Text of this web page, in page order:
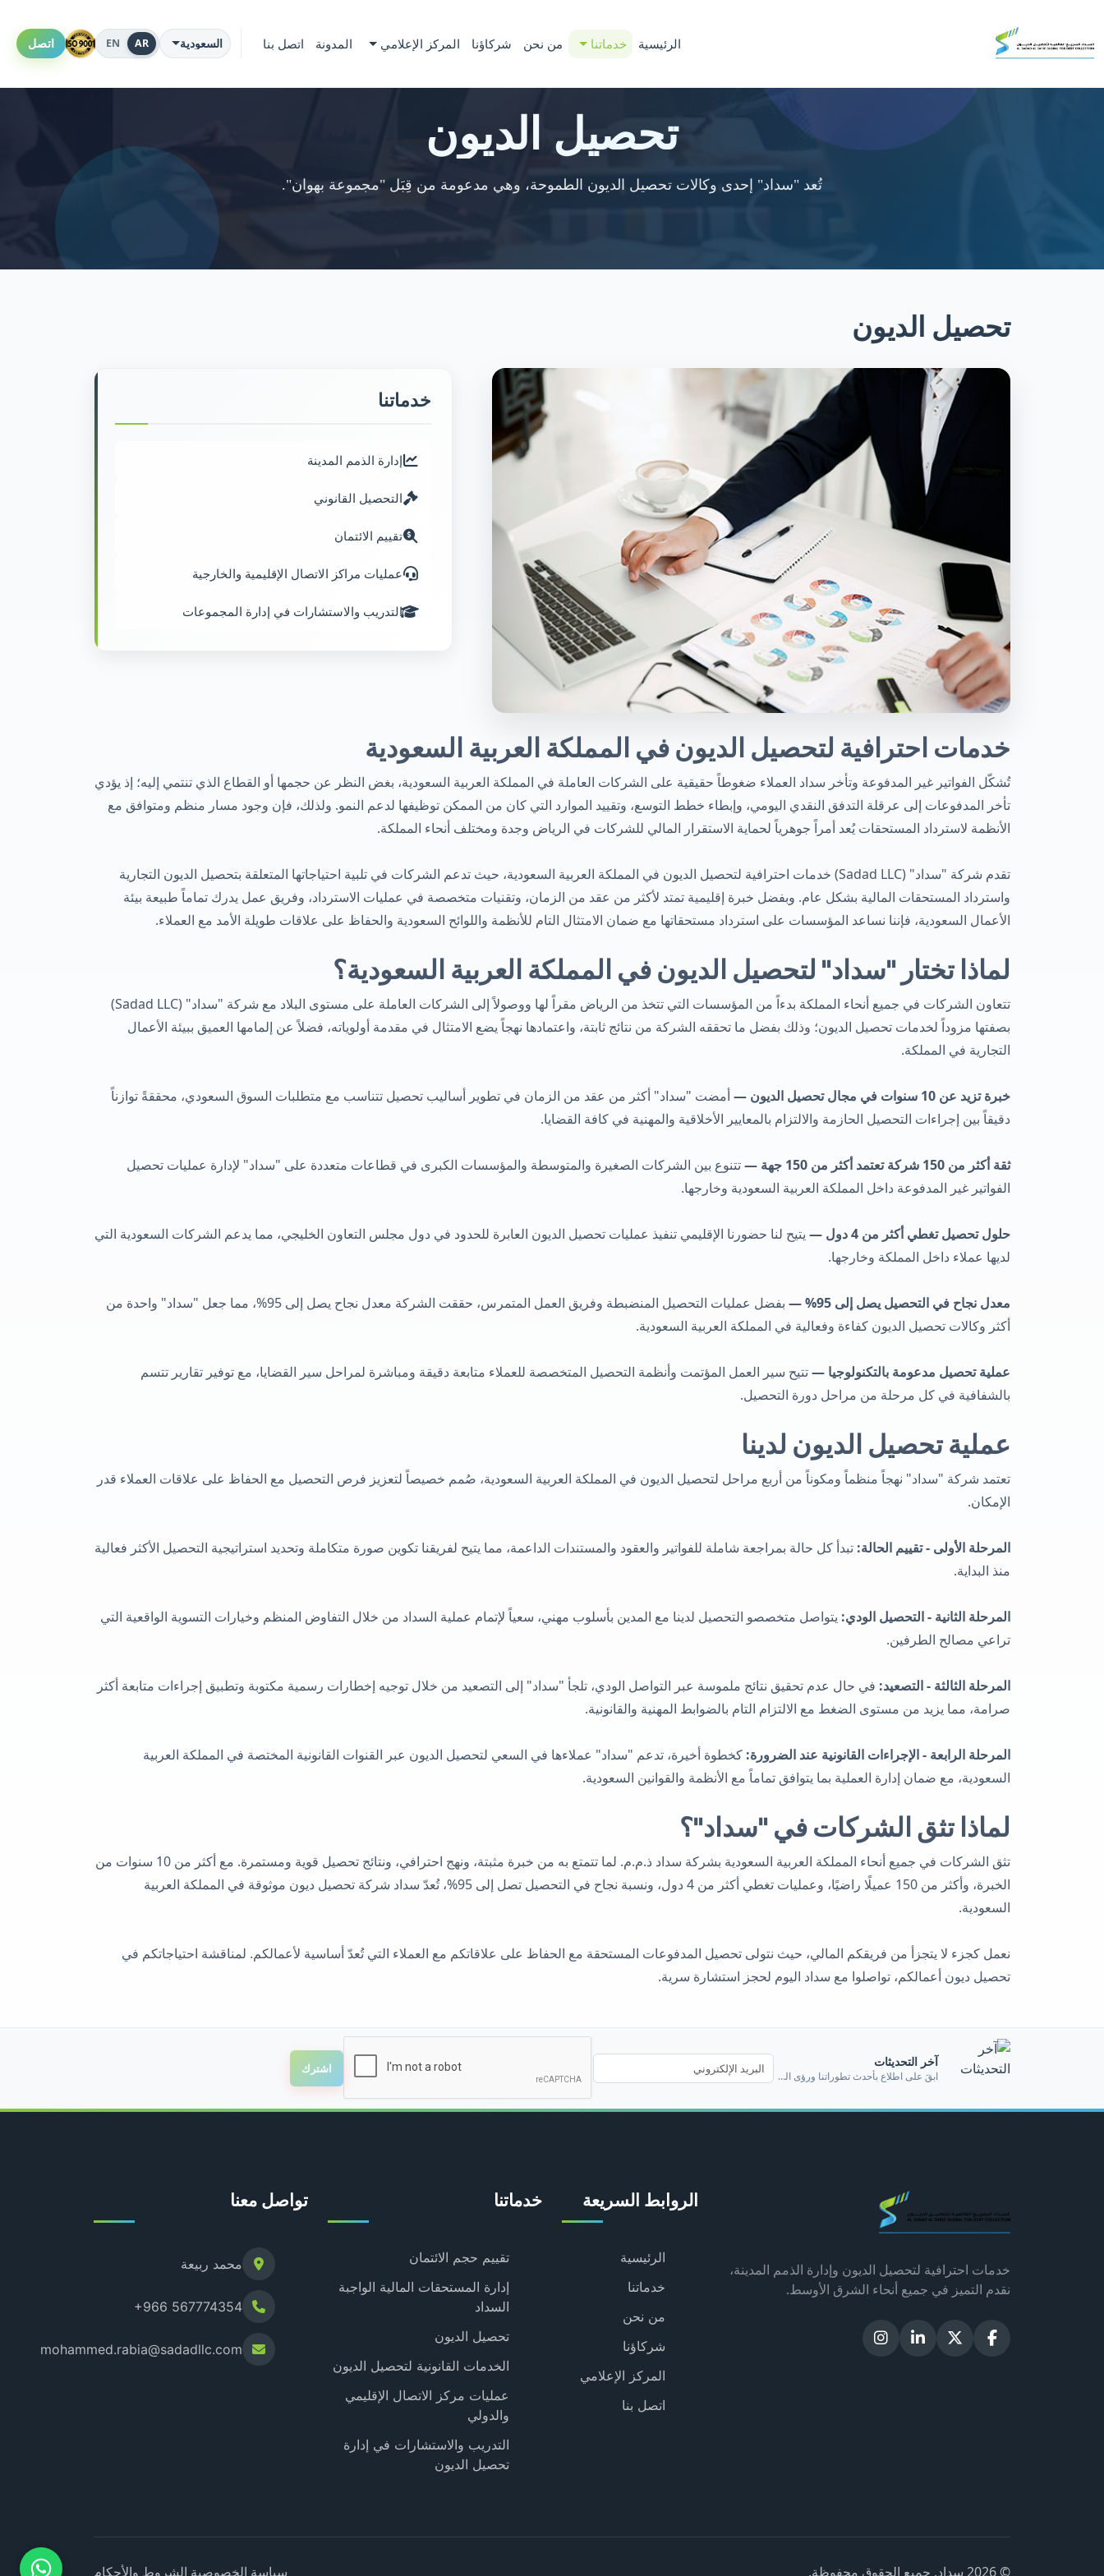
الرئيسية خدماتنا من نحن شركاؤنا المركز الإعلامي المدونة اتصل بنا السعودية EN AR اتصل
تحصيل الديون
تُعد "سداد" إحدى وكالات تحصيل الديون الطموحة، وهي مدعومة من قِبَل "مجموعة بهوان".
تحصيل الديون
خدماتنا
إدارة الذمم المدينة
التحصيل القانوني
تقييم الائتمان
عمليات مراكز الاتصال الإقليمية والخارجية
التدريب والاستشارات في إدارة المجموعات
خدمات احترافية لتحصيل الديون في المملكة العربية السعودية
تُشكّل الفواتير غير المدفوعة وتأخر سداد العملاء ضغوطاً حقيقية على الشركات العاملة في المملكة العربية السعودية، بغض النظر عن حجمها أو القطاع الذي تنتمي إليه؛ إذ يؤدي
تأخر المدفوعات إلى عرقلة التدفق النقدي اليومي، وإبطاء خطط التوسع، وتقييد الموارد التي كان من الممكن توظيفها لدعم النمو. ولذلك، فإن وجود مسار منظم ومتوافق مع
الأنظمة لاسترداد المستحقات يُعد أمراً جوهرياً لحماية الاستقرار المالي للشركات في الرياض وجدة ومختلف أنحاء المملكة.
تقدم شركة "سداد" (Sadad LLC) خدمات احترافية لتحصيل الديون في المملكة العربية السعودية، حيث تدعم الشركات في تلبية احتياجاتها المتعلقة بتحصيل الديون التجارية
واسترداد المستحقات المالية بشكل عام. وبفضل خبرة إقليمية تمتد لأكثر من عقد من الزمان، وتقنيات متخصصة في عمليات الاسترداد، وفريق عمل يدرك تماماً طبيعة بيئة
الأعمال السعودية، فإننا نساعد المؤسسات على استرداد مستحقاتها مع ضمان الامتثال التام للأنظمة واللوائح السعودية والحفاظ على علاقات طويلة الأمد مع العملاء.
لماذا تختار "سداد" لتحصيل الديون في المملكة العربية السعودية؟
تتعاون الشركات في جميع أنحاء المملكة بدءاً من المؤسسات التي تتخذ من الرياض مقراً لها ووصولاً إلى الشركات العاملة على مستوى البلاد مع شركة "سداد" (Sadad LLC)
بصفتها مزوداً لخدمات تحصيل الديون؛ وذلك بفضل ما تحققه الشركة من نتائج ثابتة، واعتمادها نهجاً يضع الامتثال في مقدمة أولوياته، فضلاً عن إلمامها العميق ببيئة الأعمال
التجارية في المملكة.
خبرة تزيد عن 10 سنوات في مجال تحصيل الديون —
أمضت "سداد" أكثر من عقد من الزمان في تطوير أساليب تحصيل تتناسب مع متطلبات السوق السعودي، محققةً توازناً
دقيقاً بين إجراءات التحصيل الحازمة والالتزام بالمعايير الأخلاقية والمهنية في كافة القضايا.
ثقة أكثر من 150 شركة تعتمد أكثر من 150 جهة —
تتنوع بين الشركات الصغيرة والمتوسطة والمؤسسات الكبرى في قطاعات متعددة على "سداد" لإدارة عمليات تحصيل
الفواتير غير المدفوعة داخل المملكة العربية السعودية وخارجها.
حلول تحصيل تغطي أكثر من 4 دول —
يتيح لنا حضورنا الإقليمي تنفيذ عمليات تحصيل الديون العابرة للحدود في دول مجلس التعاون الخليجي، مما يدعم الشركات السعودية التي
لديها عملاء داخل المملكة وخارجها.
معدل نجاح في التحصيل يصل إلى 95% —
بفضل عمليات التحصيل المنضبطة وفريق العمل المتمرس، حققت الشركة معدل نجاح يصل إلى 95%، مما جعل "سداد" واحدة من
أكثر وكالات تحصيل الديون كفاءة وفعالية في المملكة العربية السعودية.
عملية تحصيل مدعومة بالتكنولوجيا —تتيح سير العمل المؤتمت وأنظمة التحصيل المتخصصة للعملاء متابعة دقيقة ومباشرة لمراحل سير القضايا، مع توفير تقارير تتسم
بالشفافية في كل مرحلة من مراحل دورة التحصيل.
عملية تحصيل الديون لدينا
تعتمد شركة "سداد" نهجاً منظماً ومكوناً من أربع مراحل لتحصيل الديون في المملكة العربية السعودية، صُمم خصيصاً لتعزيز فرص التحصيل مع الحفاظ على علاقات العملاء قدر
الإمكان.
المرحلة الأولى - تقييم الحالة: تبدأ كل حالة بمراجعة شاملة للفواتير والعقود والمستندات الداعمة، مما يتيح لفريقنا تكوين صورة متكاملة وتحديد استراتيجية التحصيل الأكثر فعالية
منذ البداية.
المرحلة الثانية - التحصيل الودي: يتواصل متخصصو التحصيل لدينا مع المدين بأسلوب مهني، سعياً لإتمام عملية السداد من خلال التفاوض المنظم وخيارات التسوية الواقعية التي
تراعي مصالح الطرفين.
المرحلة الثالثة - التصعيد: في حال عدم تحقيق نتائج ملموسة عبر التواصل الودي، تلجأ "سداد" إلى التصعيد من خلال توجيه إخطارات رسمية مكتوبة وتطبيق إجراءات متابعة أكثر
صرامة، مما يزيد من مستوى الضغط مع الالتزام التام بالضوابط المهنية والقانونية.
المرحلة الرابعة - الإجراءات القانونية عند الضرورة: كخطوة أخيرة، تدعم "سداد" عملاءها في السعي لتحصيل الديون عبر القنوات القانونية المختصة في المملكة العربية
السعودية، مع ضمان إدارة العملية بما يتوافق تماماً مع الأنظمة والقوانين السعودية.
لماذا تثق الشركات في "سداد"؟
تثق الشركات في جميع أنحاء المملكة العربية السعودية بشركة سداد ذ.م.م. لما تتمتع به من خبرة مثبتة، ونهج احترافي، ونتائج تحصيل قوية ومستمرة. مع أكثر من 10 سنوات من
الخبرة، وأكثر من 150 عميلًا راضيًا، وعمليات تغطي أكثر من 4 دول، ونسبة نجاح في التحصيل تصل إلى 95%، تُعدّ سداد شركة تحصيل ديون موثوقة في المملكة العربية
السعودية.
نعمل كجزء لا يتجزأ من فريقكم المالي، حيث نتولى تحصيل المدفوعات المستحقة مع الحفاظ على علاقاتكم مع العملاء التي تُعدّ أساسية لأعمالكم. لمناقشة احتياجاتكم في
تحصيل ديون أعمالكم، تواصلوا مع سداد اليوم لحجز استشارة سرية.
آخر التحديثات
ابقَ على اطلاعٍ بأحدث تطوراتنا ورؤى القطاع. البريد الإلكتروني اشترك
خدمات احترافية لتحصيل الديون وإدارة الذمم المدينة،
نقدم التميز في جميع أنحاء الشرق الأوسط.
الروابط السريعة
الرئيسية
خدماتنا
من نحن
شركاؤنا
المركز الإعلامي
اتصل بنا
خدماتنا
تقييم حجم الائتمان
إدارة المستحقات المالية الواجبة
السداد
تحصيل الديون
الخدمات القانونية لتحصيل الديون
عمليات مركز الاتصال الإقليمي
والدولي
التدريب والاستشارات في إدارة
تحصيل الديون
تواصل معنا
محمد ربيعة
+966 567774354
mohammed.rabia@sadadllc.com
© 2026 سداد. جميع الحقوق محفوظة. سياسة الخصوصية الشروط والأحكام